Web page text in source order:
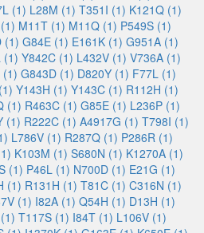
(1) L28M (1) T351I (1) K121Q (1)
M11T (1) M11Q (1) P549S (1)
(1) G84E (1) E161K (1) G951A (1)
(1) Y842C (1) L432V (1) V736A (1)
(1) G843D (1) D820Y (1) F77L (1)
Y143H (1) Y143C (1) R112H (1)
(1) R463C (1) G85E (1) L236P (1)
(1) R222C (1) A4917G (1) T798I (1)
L786V (1) R287Q (1) P286R (1)
K103M (1) S680N (1) K1270A (1)
(1) P46L (1) N700D (1) E21G (1)
(1) R131H (1) T81C (1) C316N (1)
(1) I82A (1) Q54H (1) D13H (1)
T117S (1) I84T (1) L106V (1)